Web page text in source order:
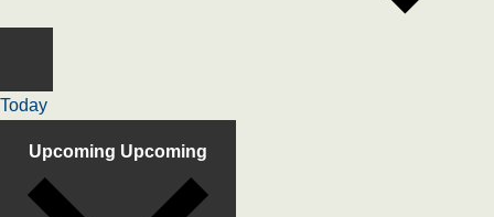
Today
Upcoming Upcoming